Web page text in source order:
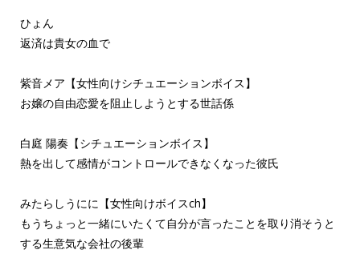
ひょん
返済は貴女の血で
紫音メア【女性向けシチュエーションボイス】
お嬢の自由恋愛を阻止しようとする世話係
白庭 陽奏【シチュエーションボイス】
熱を出して感情がコントロールできなくなった彼氏
みたらしうにに【女性向けボイスch】
もうちょっと一緒にいたくて自分が言ったことを取り消そうと
する生意気な会社の後輩